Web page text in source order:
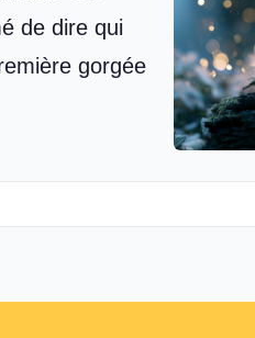
de dire qui
gorgée